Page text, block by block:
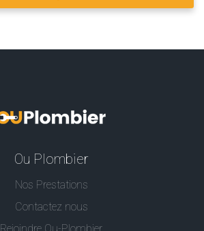
Ou Plombier
Nos Prestations
Contactez nous
Rejoindre Ou-Plombier